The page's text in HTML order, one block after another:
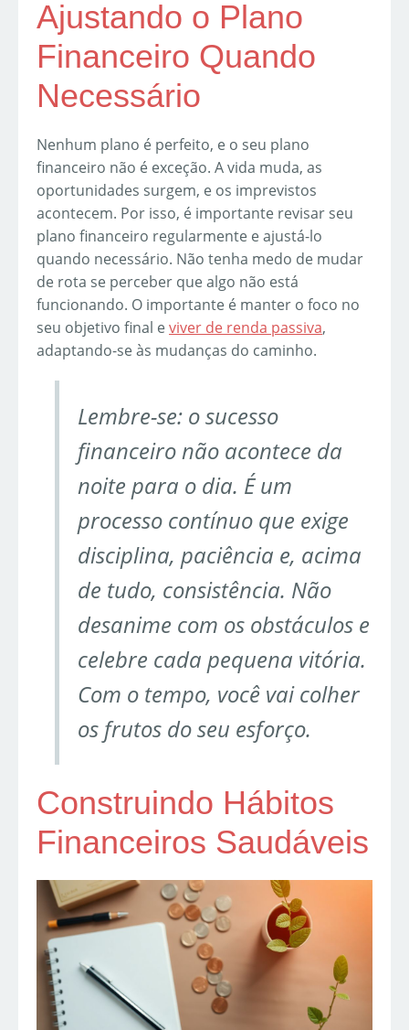
Ajustando o Plano
Financeiro Quando
Necessário
Nenhum plano é perfeito, e o seu plano
financeiro não é exceção. A vida muda, as
oportunidades surgem, e os imprevistos
acontecem. Por isso, é importante revisar seu
plano financeiro regularmente e ajustá-lo
quando necessário. Não tenha medo de mudar
de rota se perceber que algo não está
funcionando. O importante é manter o foco no
seu objetivo final eviver de renda passiva,
adaptando-se às mudanças do caminho.
Lembre-se: o sucesso
financeiro não acontece da
noite para o dia. É um
processo contínuo que exige
disciplina, paciência e, acima
de tudo, consistência. Não
desanime com os obstáculos e
celebre cada pequena vitória.
Com o tempo, você vai colher
os frutos do seu esforço.
Construindo Hábitos
Financeiros Saudáveis